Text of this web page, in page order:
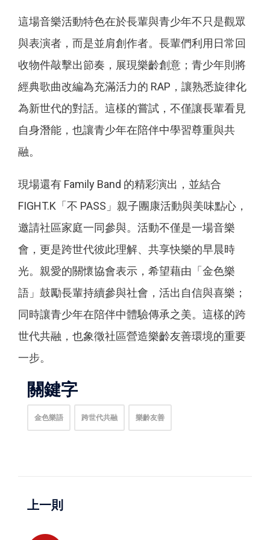
這場音樂活動特色在於長輩與青少年不只是觀眾
與表演者，而是並肩創作者。長輩們利用日常回
收物件敲擊出節奏，展現樂齡創意；青少年則將
經典歌曲改編為充滿活力的 RAP，讓熟悉旋律化
為新世代的對話。這樣的嘗試，不僅讓長輩看見
自身潛能，也讓青少年在陪伴中學習尊重與共
融。
現場還有 Family Band 的精彩演出，並結合
FIGHT.K「不 PASS」親子團康活動與美味點心，
邀請社區家庭一同參與。活動不僅是一場音樂
會，更是跨世代彼此理解、共享快樂的早晨時
光。親愛的關懷協會表示，希望藉由「金色樂
語」鼓勵長輩持續參與社會，活出自信與喜樂；
同時讓青少年在陪伴中體驗傳承之美。這樣的跨
世代共融，也象徵社區營造樂齡友善環境的重要
一步。
關鍵字
金色樂語 跨世代共融 樂齡友善
上一則